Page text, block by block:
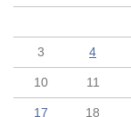
3 4
10 11
17 18